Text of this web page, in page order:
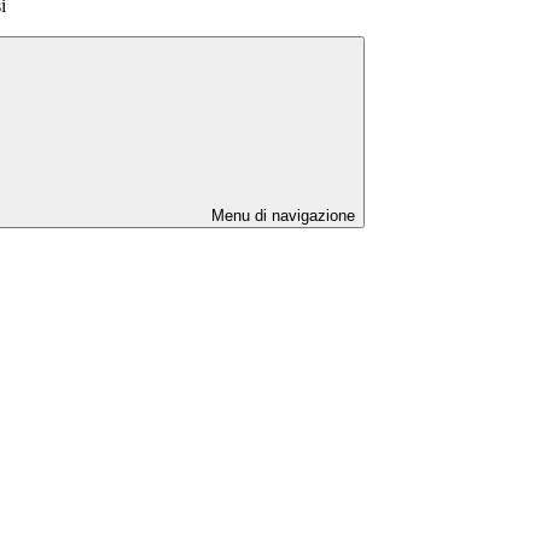
Menu di navigazione